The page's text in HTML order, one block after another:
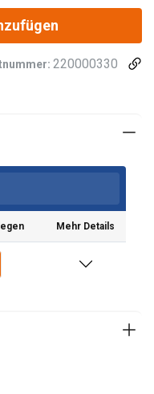
220000330
Mehr Details